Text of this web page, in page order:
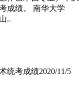
成绩。 南华大学
..
统考成绩2020/11/5